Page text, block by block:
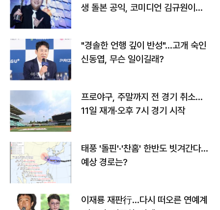
생 돌본 공익, 코미디언 김규원이었
"경솔한 언행 깊이 반성"…고개 숙인
신동엽, 무슨 일이길래?
프로야구, 주말까지 전 경기 취소…
11일 재개·오후 7시 경기 시작
태풍 '돌핀'·'찬홈' 한반도 빗겨간다…
예상 경로는?
이재룡 재판行…다시 떠오른 연예계